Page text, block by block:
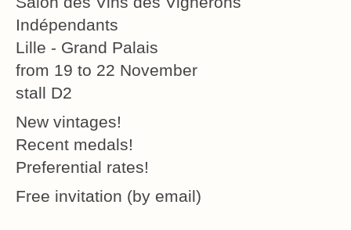
Indépendants
Lille - Grand Palais
from 19 to 22 November
stall D2
New vintages!
Recent medals!
Preferential rates!
Free invitation (by email)